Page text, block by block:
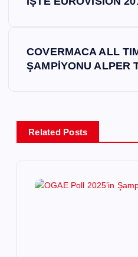
COVERMACA ALL
ŞAMPİYONU ALPER
Related Posts